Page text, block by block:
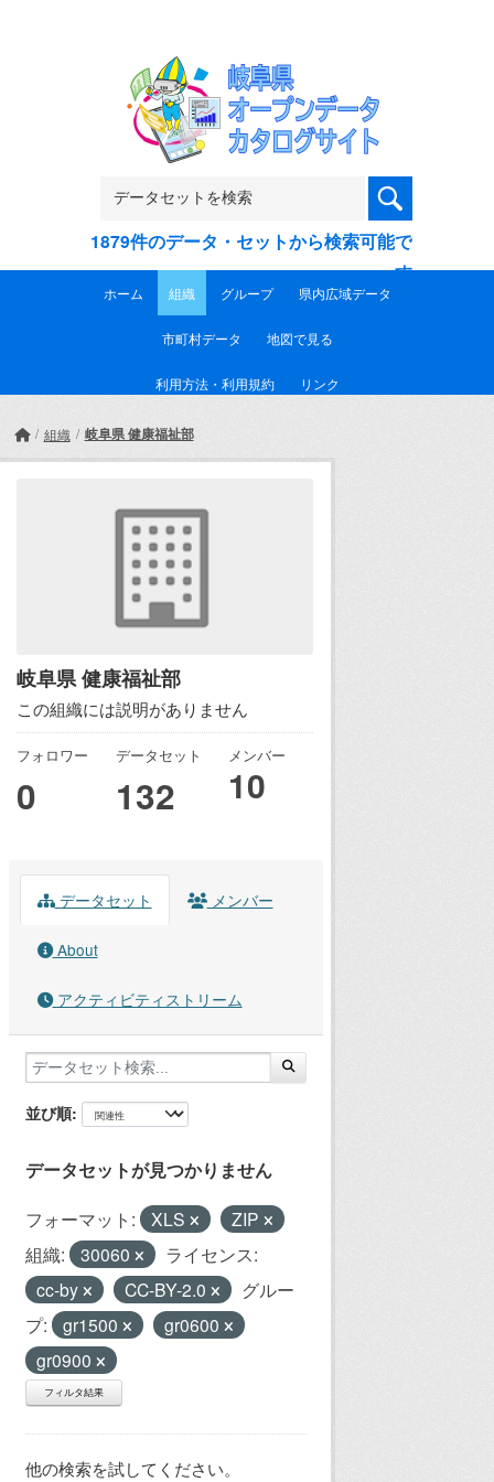
1879件のデータ・セットから検索可能で
す
ホーム 組織 グループ 県内広域データ
市町村データ 地図で見る
利用方法・利用規約 リンク
組織 岐阜県 健康福祉部
岐阜県 健康福祉部
この組織には説明がありません
フォロワー
0
データセット
132
メンバー
10
データセット メンバー
About
アクティビティストリーム
並び順
データセットが見つかりません
フォーマット: XLS
ZIP
組織:
30060
ライセンス:
cc-by
CC-BY-2.0
グルー
プ:
gr1500
gr0600
gr0900
フィルタ結果
他の検索を試してください。